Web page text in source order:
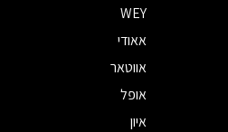
WEY
אאודי
אווטאר
אופל
איון